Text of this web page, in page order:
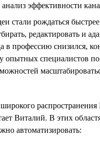
эффективности
стали рождаться
редактировать и
в профессию снизился,
опытных специалистов
Виталий. В этих
автоматизировать: